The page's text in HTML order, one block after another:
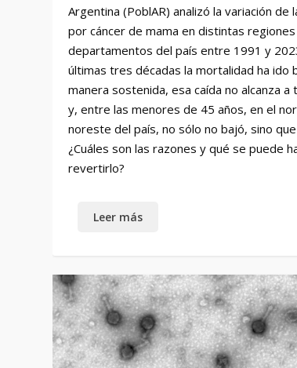
Argentina (PoblAR) analizó la variación de
por cáncer de mama en distintas
departamentos del país entre 1991 y
últimas tres décadas la mortalidad ha ido
manera sostenida, esa caída no alcanza a
y, entre las menores de 45 años, en el
noreste del país, no sólo no bajó, sino
¿Cuáles son las razones y qué se puede
revertirlo?